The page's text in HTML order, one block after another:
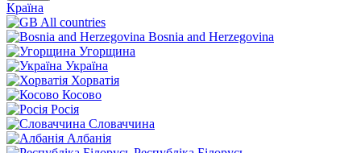
Країна
All countries
Bosnia and Herzegovina
Угорщина
Україна
Хорватія
Косово
Росія
Словаччина
Албанія